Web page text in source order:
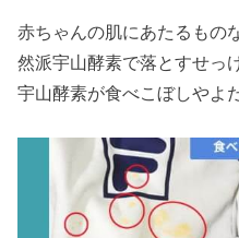
赤ちゃんの肌にあたるもの
然派宇山酵素で落とすせっ
宇山酵素が食べこぼしやよ